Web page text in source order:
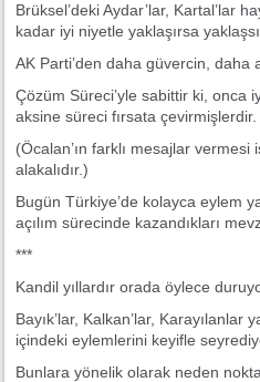
Brüksel’deki Aydar’lar, Kartal’lar
kadar iyi niyetle yaklaşırsa
AK Parti’den daha güvercin, daha
Çözüm Süreci’yle sabittir ki, onca
aksine süreci fırsata çevirmişlerdir.
(Öcalan’ın farklı mesajlar
alakalıdır.)
Bugün Türkiye’de kolayca eylem
açılım sürecinde kazandıkları
***
Kandil yıllardır orada öylece
Bayık’lar, Kalkan’lar,
içindeki eylemlerini keyifle
Bunlara yönelik olarak neden